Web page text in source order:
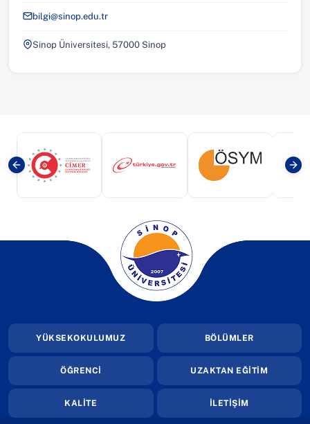
bilgi@sinop.edu.tr
Sinop Üniversitesi, 57000 Sinop
(yeni sekmede açılır)(yeni sekmede açılır)(yeni sekmede
(yeni sekmede açılır)
YÜKSEKOKULUMUZ BÖLÜMLER
ÖĞRENCİ UZAKTAN EĞİTİM
KALİTE İLETİŞİM